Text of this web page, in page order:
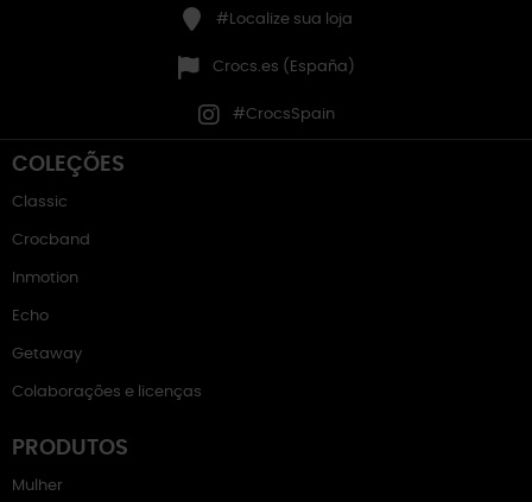
#Localize sua loja
Crocs.es (España)
#CrocsSpain
COLEÇÕES
Classic
Crocband
Inmotion
Echo
Getaway
Colaborações e licenças
PRODUTOS
Mulher